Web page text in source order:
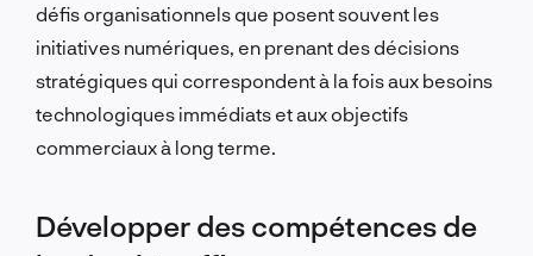
défis organisationnels que posent souvent les
initiatives numériques, en prenant des décisions
stratégiques qui correspondent à la fois aux besoins
technologiques immédiats et aux objectifs
commerciaux à long terme.
Développer des compétences de